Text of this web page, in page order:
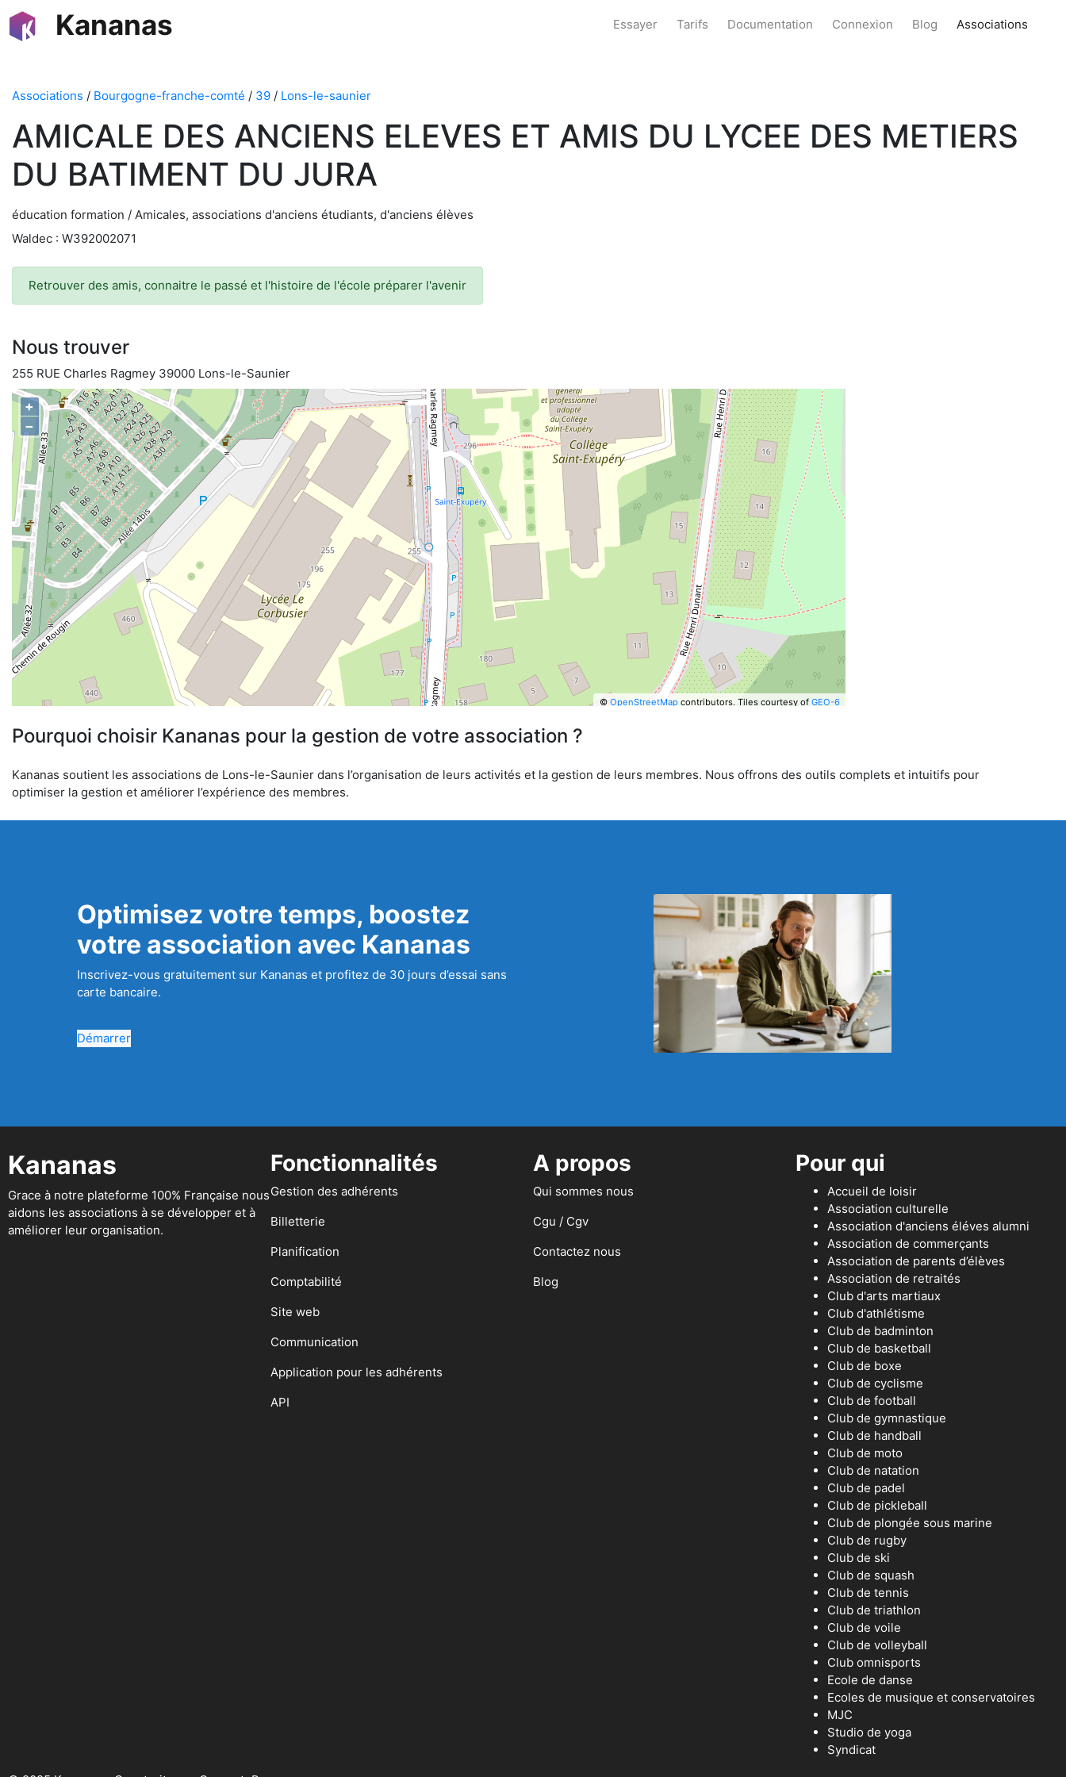
Kananas Essayer Tarifs Documentation Connexion Blog Associations
Associations / Bourgogne-franche-comté / 39 / Lons-le-saunier
AMICALE DES ANCIENS ELEVES ET AMIS DU LYCEE DES METIERS
DU BATIMENT DU JURA
éducation formation / Amicales, associations d'anciens étudiants, d'anciens élèves
Waldec : W392002071
Retrouver des amis, connaitre le passé et l'histoire de l'école préparer l'avenir
Nous trouver
255 RUE Charles Ragmey 39000 Lons-le-Saunier
+
−
© OpenStreetMapcontributors. Tiles courtesy of GEO-6
Pourquoi choisir Kananas pour la gestion de votre association ?
Kananas soutient les associations de Lons-le-Saunier dans l’organisation de leurs activités et la gestion de leurs membres. Nous offrons des outils complets et intuitifs pour
optimiser la gestion et améliorer l’expérience des membres.
Optimisez votre temps, boostez
votre association avec Kananas
Inscrivez-vous gratuitement sur Kananas et profitez de 30 jours d’essai sans
carte bancaire.
Démarrer
Kananas
Grace à notre plateforme 100% Française nous
aidons les associations à se développer et à
améliorer leur organisation.
Fonctionnalités
Gestion des adhérents
Billetterie
Planification
Comptabilité
Site web
Communication
Application pour les adhérents
API
A propos
Qui sommes nous
Cgu / Cgv
Contactez nous
Blog
Pour qui
Accueil de loisir
Association culturelle
Association d'anciens éléves alumni
Association de commerçants
Association de parents d’élèves
Association de retraités
Club d'arts martiaux
Club d'athlétisme
Club de badminton
Club de basketball
Club de boxe
Club de cyclisme
Club de football
Club de gymnastique
Club de handball
Club de moto
Club de natation
Club de padel
Club de pickleball
Club de plongée sous marine
Club de rugby
Club de ski
Club de squash
Club de tennis
Club de triathlon
Club de voile
Club de volleyball
Club omnisports
Ecole de danse
Ecoles de musique et conservatoires
MJC
Studio de yoga
Syndicat